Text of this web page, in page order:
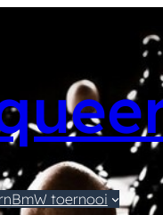
BmW toernooi